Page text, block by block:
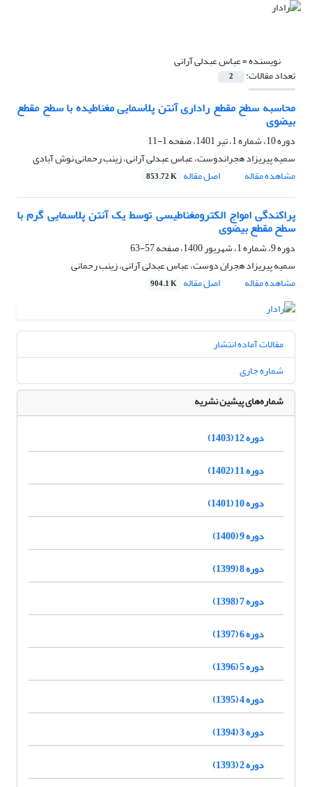
نویسنده =عباس عبدلی آرانی
تعداد مقالات: 2
محاسبه سطح مقطع راداری آنتن پلاسمایی مغناطیده با سطح مقطع
بیضوی
دوره 10، شماره 1، تیر 1401، صفحه
1-11
سمیه پیریزاد هجراندوست، عباس عبدلی آرانی، زینب رحمانی نوش آبادی
مشاهده مقاله
اصل مقاله 853.72 K
پراکندگی امواج الکترومغناطیسی توسط یک آنتن پلاسمایی گرم با
سطح مقطع بیضوی
دوره 9، شماره 1، شهریور 1400، صفحه
57-63
سمیه پیریزاد هجران دوست، عباس عبدلی آرانی، زینب رحمانی
مشاهده مقاله
اصل مقاله 904.1 K
مقالات آماده انتشار
شماره جاری
شماره‌های پیشین نشریه
دوره 12 (1403)
دوره 11 (1402)
دوره 10 (1401)
دوره 9 (1400)
دوره 8 (1399)
دوره 7 (1398)
دوره 6 (1397)
دوره 5 (1396)
دوره 4 (1395)
دوره 3 (1394)
دوره 2 (1393)